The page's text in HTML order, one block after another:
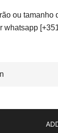
ou tamanho